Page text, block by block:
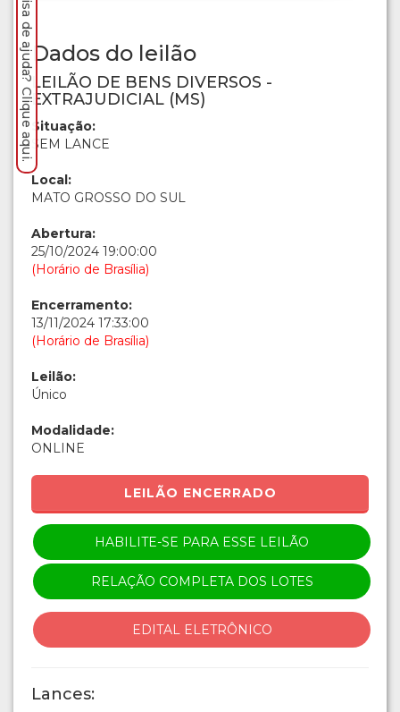
Dados do leilão
LEILÃO DE BENS DIVERSOS -
EXTRAJUDICIAL (MS)
Situação:
SEM LANCE
Local:
MATO GROSSO DO SUL
Abertura:
25/10/2024 19:00:00
(Horário de Brasília)
Encerramento:
13/11/2024 17:33:00
(Horário de Brasília)
Leilão:
Único
Modalidade:
ONLINE
LEILÃO ENCERRADO
HABILITE-SE PARA ESSE LEILÃO
RELAÇÃO COMPLETA DOS LOTES
EDITAL ELETRÔNICO
Lances:
Precisa de ajuda? Clique aqui.